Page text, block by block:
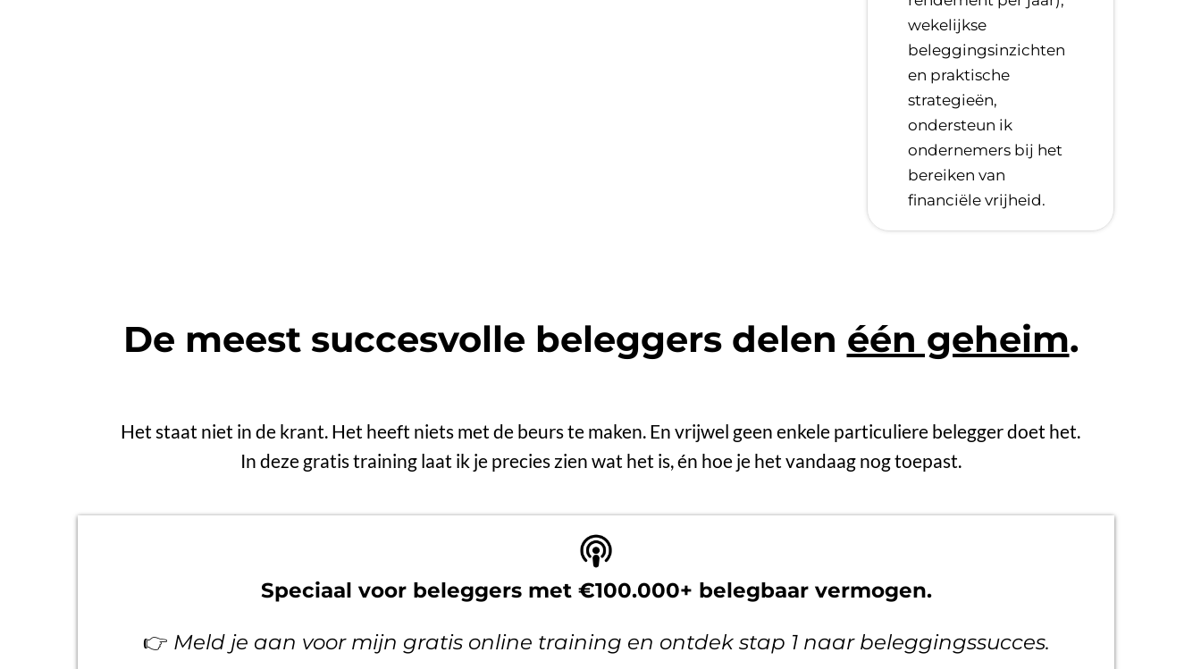
wekelijkse
beleggingsinzichten
en praktische
strategieën,
ondersteun ik
ondernemers bij het
bereiken van
financiële vrijheid.
De meest succesvolle beleggers delen één geheim.
Het staat niet in de krant. Het heeft niets met de beurs te maken. En vrijwel geen enkele particuliere belegger doet het.
In deze gratis training laat ik je precies zien wat het is, én hoe je het vandaag nog toepast.
Speciaal voor beleggers met €100.000+ belegbaar vermogen.
👉 Meld je aan voor mijn gratis online training en ontdek stap 1 naar beleggingssucces.